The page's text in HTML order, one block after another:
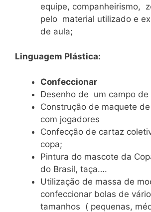
equipe, companheirismo,
pelo material utilizado e
de aula;
Linguagem Plástica:
Confeccionar
Desenho de um campo de
Construção de maquete
com jogadores
Confecção de cartaz
copa;
Pintura do mascote da
do Brasil, taça….
Utilização de massa de
confeccionar bolas de
tamanhos ( pequenas,